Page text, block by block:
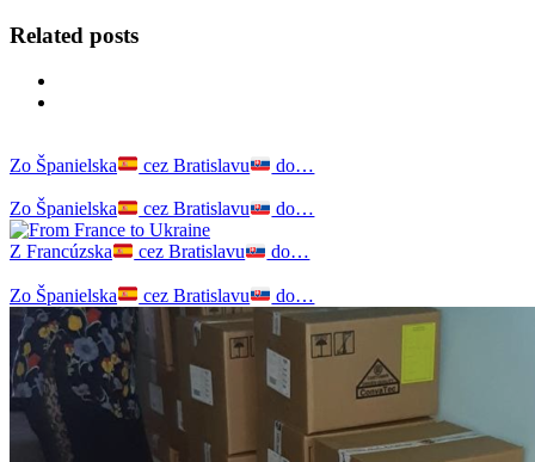
Related posts
Zo Španielska cez Bratislavu do…
Zo Španielska cez Bratislavu do…
Z Francúzska cez Bratislavu do…
Zo Španielska cez Bratislavu do…